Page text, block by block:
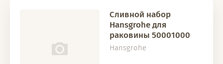
Сливной набор
Hansgrohe для
раковины 50001000
Hansgrohe